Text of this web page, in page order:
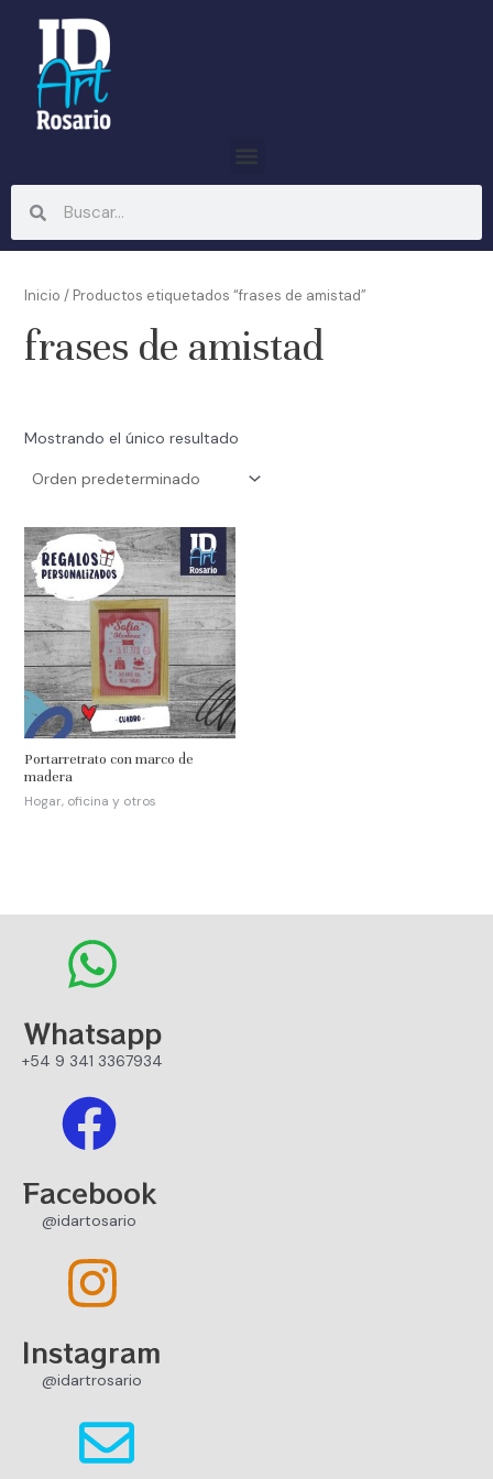
contenido
Inicio / Productos etiquetados “frases de amistad”
frases de amistad
Mostrando el único resultado
Portarretrato con marco de
madera
Hogar, oficina y otros
Whatsapp
+54 9 341 3367934
Facebook
@idartosario
Instagram
@idartrosario